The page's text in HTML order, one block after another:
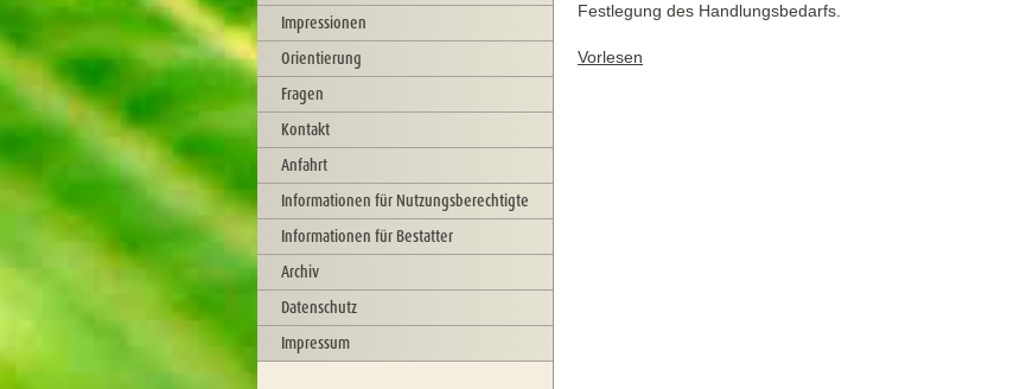
Impressionen
Orientierung
Fragen
Kontakt
Anfahrt
Informationen für Nutzungsberechtigte
Informationen für Bestatter
Archiv
Datenschutz
Impressum
Festlegung des Handlungsbedarfs.
Vorlesen